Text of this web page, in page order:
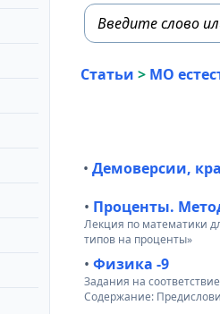
Статьи > МО
• Демоверсии,
• Проценты.
Лекция по математики
типов на проценты»
• Физика -9
Задания на
Содержание: